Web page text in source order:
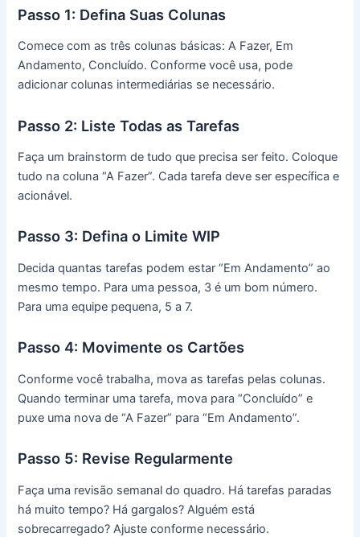
Passo 1: Defina Suas Colunas
Comece com as três colunas básicas: A Fazer, Em
Andamento, Concluído. Conforme você usa, pode
adicionar colunas intermediárias se necessário.
Passo 2: Liste Todas as Tarefas
Faça um brainstorm de tudo que precisa ser feito. Coloque
tudo na coluna “A Fazer”. Cada tarefa deve ser específica e
acionável.
Passo 3: Defina o Limite WIP
Decida quantas tarefas podem estar “Em Andamento” ao
mesmo tempo. Para uma pessoa, 3 é um bom número.
Para uma equipe pequena, 5 a 7.
Passo 4: Movimente os Cartões
Conforme você trabalha, mova as tarefas pelas colunas.
Quando terminar uma tarefa, mova para “Concluído” e
puxe uma nova de “A Fazer” para “Em Andamento”.
Passo 5: Revise Regularmente
Faça uma revisão semanal do quadro. Há tarefas paradas
há muito tempo? Há gargalos? Alguém está
sobrecarregado? Ajuste conforme necessário.